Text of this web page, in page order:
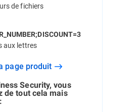
de fichiers
aux lettres
page produit
Security, vous
de tout cela mais